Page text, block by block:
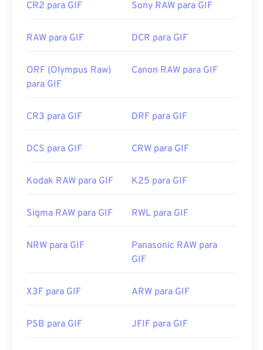
Links úteis: https://en.wikipedia.org/wiki/GIF
CR2 para GIF Sony RAW para GIF
RAW para GIF DCR para GIF
ORF (Olympus Raw)
para GIF
Canon RAW para GIF
CR3 para GIF DRF para GIF
DCS para GIF CRW para GIF
Kodak RAW para GIF K25 para GIF
Sigma RAW para GIF RWL para GIF
NRW para GIF
Panasonic RAW para
GIF
X3F para GIF ARW para GIF
PSB para GIF JFIF para GIF